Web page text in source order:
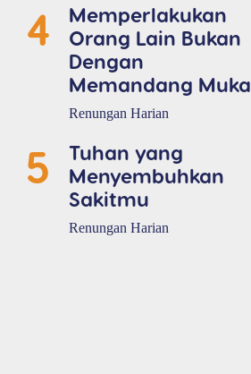
4
Memperlakukan
Orang Lain Bukan
Dengan
Memandang Muka
Renungan Harian
5
Tuhan yang
Menyembuhkan
Sakitmu
Renungan Harian